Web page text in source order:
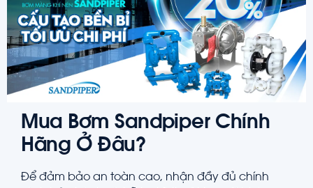
Mua Bơm Sandpiper Chính
Hãng Ở Đâu?
Để đảm bảo an toàn cao, nhận đầy đủ chính